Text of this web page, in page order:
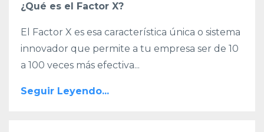
¿Qué es el Factor X?
El Factor X es esa característica única o sistema
innovador que permite a tu empresa ser de 10
a 100 veces más efectiva...
Seguir Leyendo...